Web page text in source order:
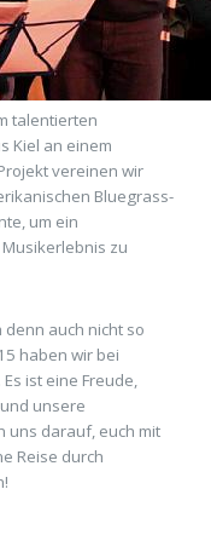
talentierten
Kiel an einem
vereinen wir
Bluegrass-
um ein
zu
denn auch nicht so
haben wir bei
ist eine Freude,
unsere
uns darauf, euch mit
Reise durch